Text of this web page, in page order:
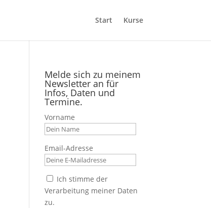
Start Kurse
Melde sich zu meinem
Newsletter an für
Infos, Daten und
Termine.
Vorname
Email-Adresse
Ich stimme der
Verarbeitung meiner Daten
zu.